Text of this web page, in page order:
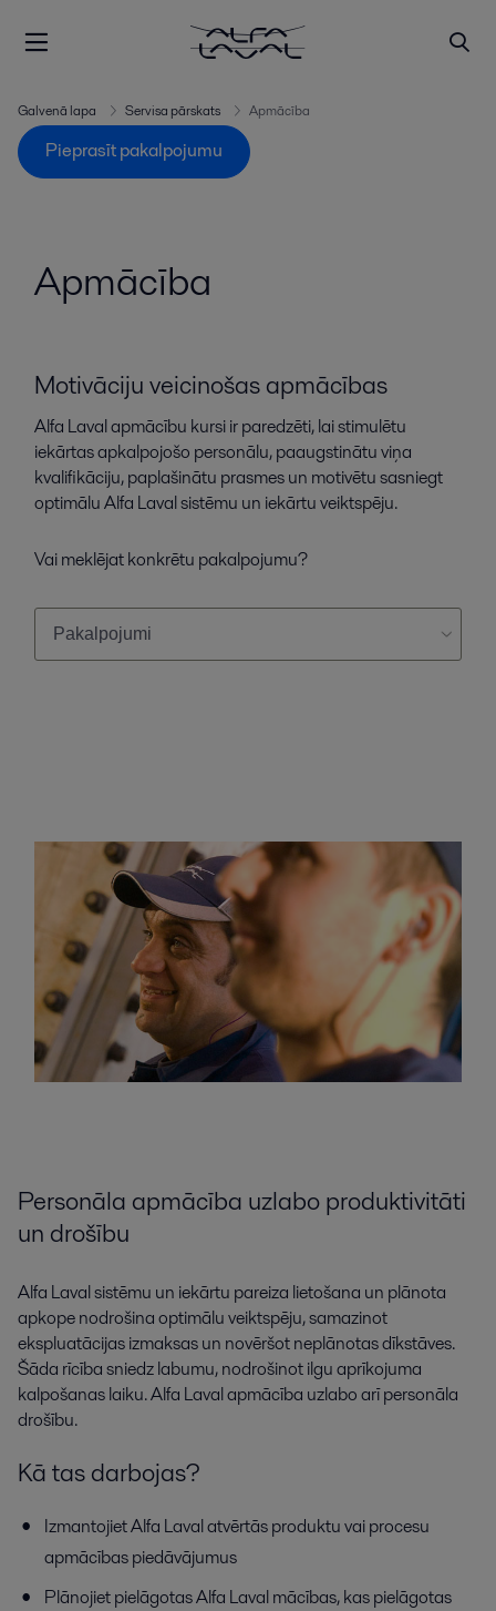
Galvenā lapa Servisa pārskats Apmācība
Pieprasīt pakalpojumu
Apmācība
Motivāciju veicinošas apmācības
Alfa Laval apmācību kursi ir paredzēti, lai stimulētu
iekārtas apkalpojošo personālu, paaugstinātu viņa
kvalifikāciju, paplašinātu prasmes un motivētu sasniegt
optimālu Alfa Laval sistēmu un iekārtu veiktspēju.
Vai meklējat konkrētu pakalpojumu?
Personāla apmācība uzlabo produktivitāti
un drošību
Alfa Laval sistēmu un iekārtu pareiza lietošana un plānota
apkope nodrošina optimālu veiktspēju, samazinot
ekspluatācijas izmaksas un novēršot neplānotas dīkstāves.
Šāda rīcība sniedz labumu, nodrošinot ilgu aprīkojuma
kalpošanas laiku. Alfa Laval apmācība uzlabo arī personāla
drošību.
Kā tas darbojas?
Izmantojiet Alfa Laval atvērtās produktu vai procesu
apmācības piedāvājumus
Plānojiet pielāgotas Alfa Laval mācības, kas pielāgotas